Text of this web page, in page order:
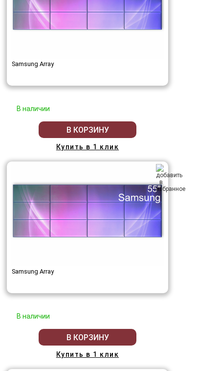
Samsung Array
В наличии
В КОРЗИНУ
Купить в 1 клик
Samsung Array
В наличии
В КОРЗИНУ
Купить в 1 клик